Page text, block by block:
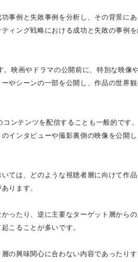
事例と失敗事例を分析し、その背景に
ング戦略における成功と失敗の事例
映画やドラマの公開前に、特別な映像
やシーンの一部を公開し、作品の世界
ンテンツを配信することも一般的です
ンタビューや撮影裏側の映像を公開
ては、どのような視聴者層に向けて作
ります。
ったり、逆に主要なターゲット層から
こることが多いです。
の興味関心に合わない内容であったり